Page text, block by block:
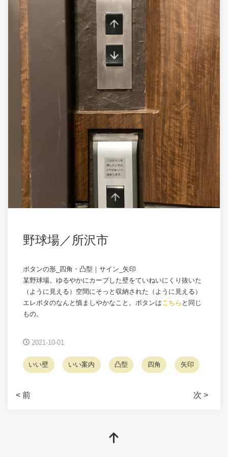
野球場／所沢市
ボタンの形_四角・凸型｜サイン_矢印
某野球場。ゆるやかにカーブした壁をていねいにくり抜いた
（ように見える）空間にそっと収納された（ように見える）
エレボタのなんと慎ましやかなこと。ボタンはこちら と同じ
もの。
2021-10-01
いい壁 いい案内 凸型 四角 矢印
< 前 次 >